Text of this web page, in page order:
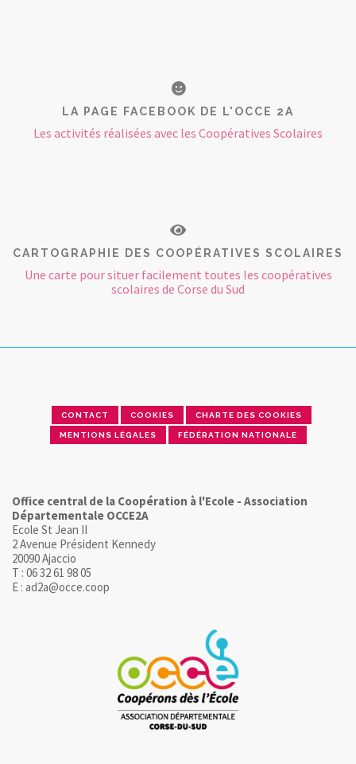
LA PAGE FACEBOOK DE L'OCCE 2A
Les activités réalisées avec les Coopératives Scolaires
CARTOGRAPHIE DES COOPÉRATIVES SCOLAIRES
Une carte pour situer facilement toutes les coopératives
scolaires de Corse du Sud
CONTACT COOKIES CHARTE DES COOKIES
MENTIONS LÉGALES FÉDÉRATION NATIONALE
Office central de la Coopération à l'Ecole - Association
Départementale OCCE2A
Ecole St Jean II
2 Avenue Président Kennedy
20090 Ajaccio
T : 06 32 61 98 05
E : ad2a@occe.coop